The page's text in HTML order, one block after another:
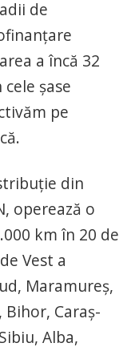
de
a încă 32
şase
pe
din
operează o
km în 20 de
Vest a
Maramureş,
Bihor, Caraş-
Alba,